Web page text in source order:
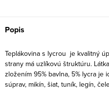
Popis
Teplákovina s lycrou je kvalitný
strany má uzlíkovú štruktúru.
zložením 95% bavlna, 5% lycra je
súprav, mikín, šiat, tuník, legín,